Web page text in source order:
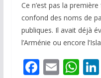
Ce n’est pas la
confond des noms de
publiques. Il avait déjà
l’Arménie ou encore
F E W